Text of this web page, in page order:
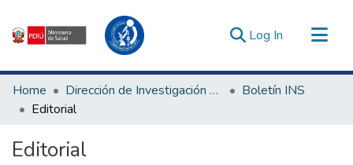
Log In (current)
Communities & Collections
All of DSpace
Estadísticas Externas
Home Dirección de Investigación e Innovación en Salud
Boletín INS
Editorial
Editorial